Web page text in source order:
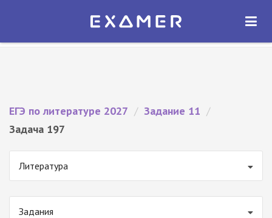
Экзамер — ЕГЭ 2027
ОТКРЫТЬ
ЕГЭ по литературе 2027 / Задание 11 /
Задача 197
Литература
Задания